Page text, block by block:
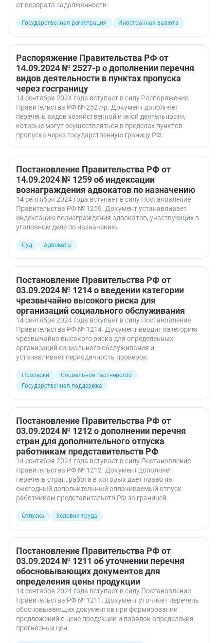
от возврата задолженности.
Государственная регистрация Иностранная валюта
Распоряжение Правительства РФ от
14.09.2024 № 2527-р о дополнении перечня
видов деятельности в пунктах пропуска
через госграницу
14 сентября 2024 года вступает в силу Распоряжение
Правительства РФ № 2527-р. Документ дополняет
перечень видов хозяйственной и иной деятельности,
которые могут осуществляться в пределах пунктов
пропуска через государственную границу РФ.
Постановление Правительства РФ от
14.09.2024 № 1259 об индексации
вознаграждения адвокатов по назначению
14 сентября 2024 года вступает в силу Постановление
Правительства РФ № 1259. Документ устанавливает
индексацию вознаграждения адвокатов, участвующих в
уголовном деле по назначению.
Суд Адвокаты
Постановление Правительства РФ от
03.09.2024 № 1214 о введении категории
чрезвычайно высокого риска для
организаций социального обслуживания
14 сентября 2024 года вступает в силу Постановление
Правительства РФ № 1214. Документ вводит категорию
чрезвычайно высокого риска для определенных
организаций социального обслуживания и
устанавливает периодичность проверок.
Проверки
Социальное партнерство
Государственная поддержка
Постановление Правительства РФ от
03.09.2024 № 1212 о дополнении перечня
стран для дополнительного отпуска
работникам представительств РФ
14 сентября 2024 года вступает в силу Постановление
Правительства РФ № 1212. Документ дополняет
перечень стран, работа в которых дает право на
ежегодный дополнительный оплачиваемый отпуск
работникам представительств РФ за границей.
Отпуска Условия труда
Постановление Правительства РФ от
03.09.2024 № 1211 об уточнении перечня
обосновывающих документов для
определения цены продукции
14 сентября 2024 года вступает в силу Постановление
Правительства РФ № 1211. Документ уточняет перечень
обосновывающих документов при формировании
предложений о цене продукции и порядок определения
прогнозных цен.